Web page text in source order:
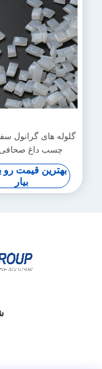
گلوله های گرانول
چسب داغ صحافی EVA
بهترین قیمت رو
بیار